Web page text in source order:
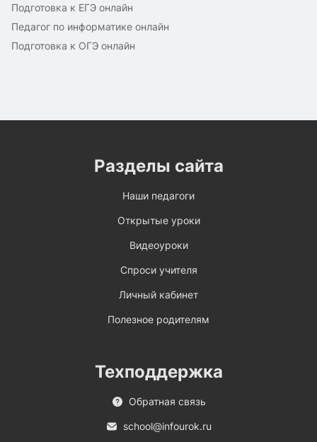
Подготовка к ЕГЭ онлайн
Педагог по информатике онлайн
Подготовка к ОГЭ онлайн
Разделы сайта
Наши педагоги
Открытые уроки
Видеоуроки
Спроси учителя
Личный кабинет
Полезное родителям
Техподдержка
Обратная связь
school@infourok.ru